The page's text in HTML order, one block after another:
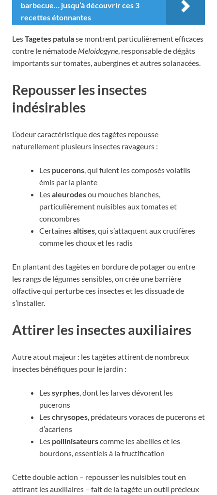
barbecue… jusqu’à découvrir ces 3
recettes étonnantes
LesTagetes patulase montrent particulièrement efficaces
contre le nématode Meloidogyne , responsable de dégâts
importants sur tomates, aubergines et autres solanacées.
Repousser les insectes
indésirables
L’odeur caractéristique des tagètes repousse
naturellement plusieurs insectes ravageurs :
Les pucerons, qui fuient les composés volatils
émis par la plante
Lesaleurodesou mouches blanches,
particulièrement nuisibles aux tomates et
concombres
Certainesaltises, qui s’attaquent aux crucifères
comme les choux et les radis
En plantant des tagètes en bordure de potager ou entre
les rangs de légumes sensibles, on crée une barrière
olfactive qui perturbe ces insectes et les dissuade de
s’installer.
Attirer les insectes auxiliaires
Autre atout majeur : les tagètes attirent de nombreux
insectes bénéfiques pour le jardin :
Lessyrphes, dont les larves dévorent les
pucerons
Leschrysopes, prédateurs voraces de pucerons et
d’acariens
Les pollinisateurscomme les abeilles et les
bourdons, essentiels à la fructification
Cette double action – repousser les nuisibles tout en
attirant les auxiliaires – fait de la tagète un outil précieux